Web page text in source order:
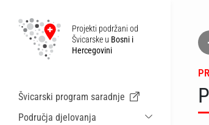
Projekti podržani od
Švicarske u Bosni i
Hercegovini
Švicarski program saradnje
Područja djelovanja